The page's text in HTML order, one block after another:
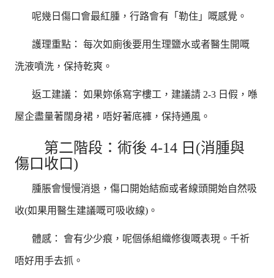
呢幾日傷口會最紅腫，行路會有「勒住」嘅感覺。
護理重點： 每次如廁後要用生理鹽水或者醫生開嘅
洗液噴洗，保持乾爽。
返工建議： 如果妳係寫字樓工，建議請 2-3 日假，喺
屋企盡量著闊身裙，唔好著底褲，保持通風。
第二階段：術後 4-14 日(消腫與
傷口收口)
腫脹會慢慢消退，傷口開始結痂或者線頭開始自然吸
收(如果用醫生建議嘅可吸收線)。
體感： 會有少少痕，呢個係組織修復嘅表現。千祈
唔好用手去抓。